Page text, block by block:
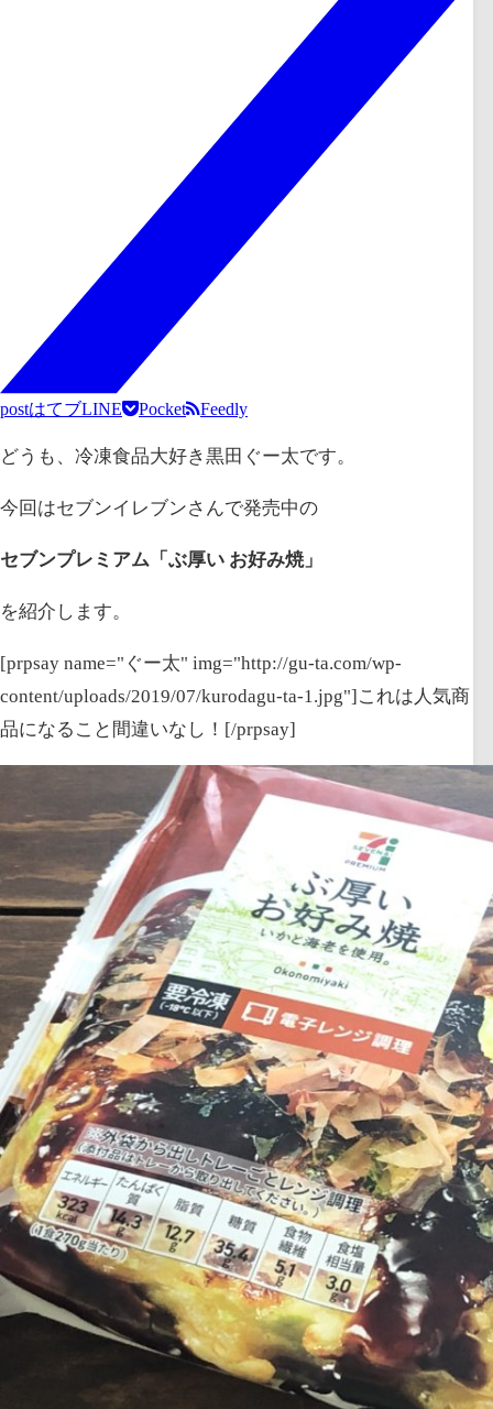
postはてブLINE Pocket Feedly
どうも、冷凍食品大好き黒田ぐー太です。
今回はセブンイレブンさんで発売中の
セブンプレミアム「ぶ厚い お好み焼」
を紹介します。
[prpsay name="ぐー太" img="http://gu-ta.com/wp-
content/uploads/2019/07/kurodagu-ta-1.jpg"]これは人気商
品になること間違いなし！[/prpsay]